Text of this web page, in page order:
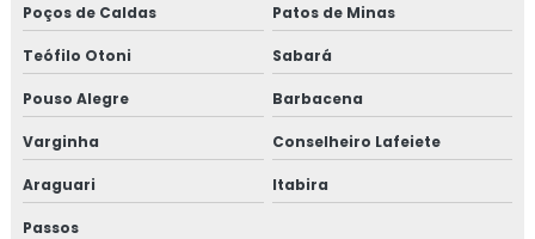
Poços de Caldas Patos de Minas
Teófilo Otoni Sabará
Pouso Alegre Barbacena
Varginha Conselheiro Lafeiete
Araguari Itabira
Passos